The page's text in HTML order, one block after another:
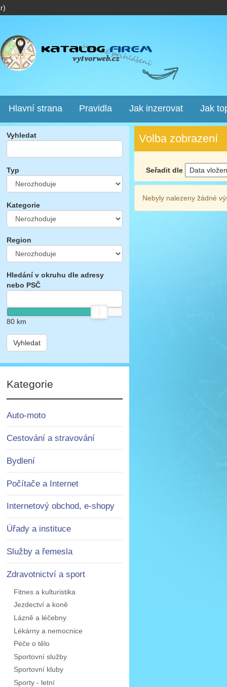
Hlavní strana Pravidla Jak inzerovat Jak
Vyhledat
Typ
Kategorie
Region
Hledání v okruhu dle adresy
nebo PSČ
80km
Vyhledat
Kategorie
Auto-moto
Cestování a stravování
Bydlení
Počítače a Internet
Internetový obchod, e-shopy
Úřady a instituce
Služby a řemesla
Zdravotnictví a sport
Fitnes a kulturistika
Jezdectví a koně
Lázně a léčebny
Lékárny a nemocnice
Péče o tělo
Sportovní služby
Sportovní kluby
Sporty - letní
Volba zobrazení
Seřadit dle
Nebyly nalezeny žádné